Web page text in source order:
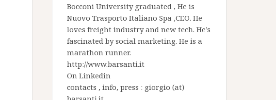
Bocconi University graduated , He is
Nuovo Trasporto Italiano Spa ,CEO. He
loves freight industry and new tech. He’s
fascinated by social marketing. He is a
marathon runner.
http://www.barsanti.it
On Linkedin
contacts , info, press : giorgio (at)